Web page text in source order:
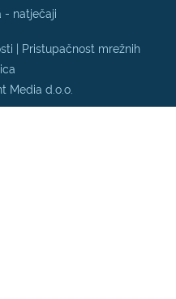
- natječaji
| Pristupačnost mrežnih
Media d.o.o.